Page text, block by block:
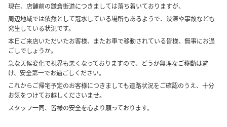
現在、店舗前の鎌倉街道につきましては落ち着いておりますが、
周辺地域では依然として冠水している場所もあるようで、渋滞や事故なども
発生している状況です。
本日ご来店いただいたお客様、またお車で移動されている皆様、無事にお過
ごしでしょうか。
急な天候変化で視界も悪くなっておりますので、どうか無理なご移動は避
け、安全第一でお過ごしください。
これからご帰宅予定のお客様につきましても道路状況をご確認のうえ、十分
お気をつけてお越しくださいませ。
スタッフ一同、皆様の安全を心より願っております。